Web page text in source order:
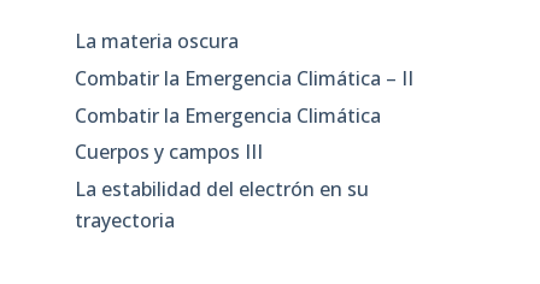
La materia oscura
Combatir la Emergencia Climática – II
Combatir la Emergencia Climática
Cuerpos y campos III
La estabilidad del electrón en su
trayectoria